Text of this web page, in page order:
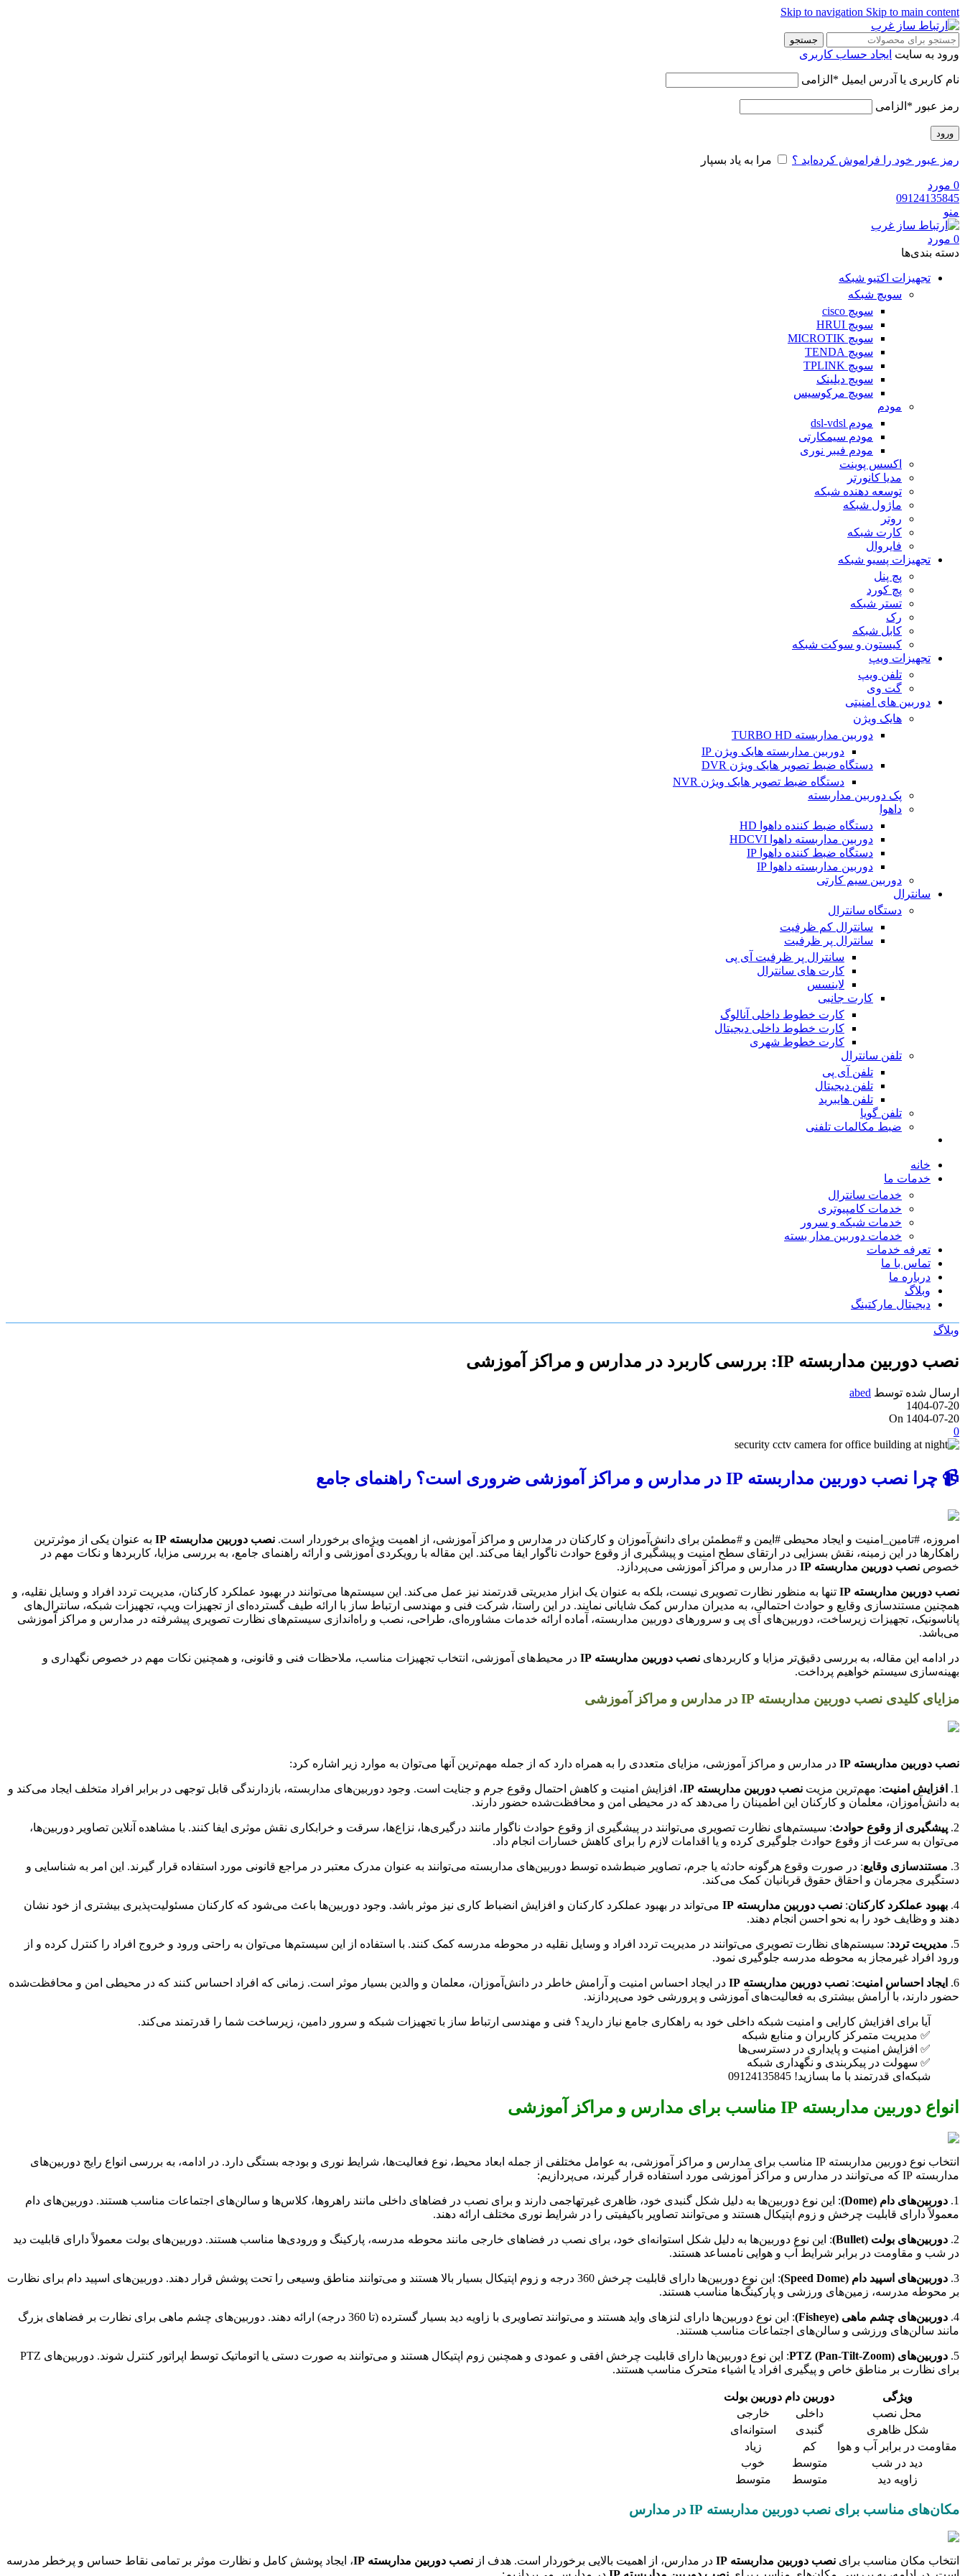
Skip to navigation Skip to main content
جستجو
ورود به سایت ایجاد حساب کاربری
نام کاربری یا آدرس ایمیل * الزامی
رمز عبور * الزامی
ورود
رمز عبور خود را فراموش کرده‌اید ؟ مرا به یاد بسپار
0 مورد
09124135845
منو
0 مورد
دسته‌ بندی‌ها
تجهیزات اکتیو شبکه
سویچ شبکه
سویچ cisco
سویچ HRUI
سویچ MICROTIK
سویچ TENDA
سویچ TPLINK
سویچ دیلینک
سویچ مرکوسیس
مودم
مودم dsl-vdsl
مودم سیمکارتی
مودم فیبر نوری
اکسس پوینت
مدیا کانورتر
توسعه دهنده شبکه
ماژول شبکه
روتر
کارت شبکه
فایروال
تجهیزات پسیو شبکه
پچ پنل
پچ کورد
تستر شبکه
رک
کابل شبکه
کیستون و سوکت شبکه
تجهیزات ویپ
تلفن ویپ
گت وی
دوربین های امنیتی
هایک ویژن
دوربین مداربسته TURBO HD
دوربین مداربسته هایک ویژن IP
دستگاه ضبط تصویر هایک ویژن DVR
دستگاه ضبط تصویر هایک ویژن NVR
پک دوربین مداربسته
داهوا
دستگاه ضبط کننده داهوا HD
دوربین مداربسته داهوا HDCVI
دستگاه ضبط کننده داهوا IP
دوربین مداربسته داهوا IP
دوربین سیم کارتی
سانترال
دستگاه سانترال
سانترال کم ظرفیت
سانترال پر ظرفیت
سانترال پر ظرفیت آی پی
کارت های سانترال
لاینسس
کارت جانبی
کارت خطوط داخلی آنالوگ
کارت خطوط داخلی دیجیتال
کارت خطوط شهری
تلفن سانترال
تلفن آی پی
تلفن دیجیتال
تلفن هایبرید
تلفن گویا
ضبط مکالمات تلفنی
خانه
خدمات ما
خدمات سانترال
خدمات کامپیوتری
خدمات شبکه و سرور
خدمات دوربین مدار بسته
تعرفه خدمات
تماس با ما
درباره ما
وبلاگ
دیجیتال مارکتینگ
وبلاگ
نصب دوربین مداربسته IP: بررسی کاربرد در مدارس و مراکز آموزشی
ارسال شده توسط abed
1404-07-20
On 1404-07-20
0
📹 چرا نصب دوربین مداربسته IP در مدارس و مراکز آموزشی ضروری است؟ راهنمای جامع
امروزه، #تامین_امنیت و ایجاد محیطی #ایمن و #مطمئن برای دانش‌آموزان و کارکنان در مدارس و مراکز آموزشی، از اهمیت ویژه‌ای برخوردار است. نصب دوربین مداربسته IP
به عنوان یکی از موثرترین
راهکارها در این زمینه، نقش بسزایی در ارتقای سطح امنیت و پیشگیری از وقوع حوادث ناگوار ایفا می‌کند. این مقاله با رویکردی آموزشی و ارائه راهنمای جامع، به بررسی مزایا، کاربردها و نکات مهم در
خصوص نصب دوربین مداربسته IP در مدارس و مراکز آموزشی می‌پردازد.
نصب دوربین مداربسته IP
تنها به منظور نظارت تصویری نیست، بلکه به عنوان یک ابزار مدیریتی قدرتمند نیز عمل می‌کند. این سیستم‌ها می‌توانند در بهبود عملکرد کارکنان، مدیریت تردد افراد و وسایل نقلیه، و
همچنین مستندسازی وقایع و حوادث احتمالی، به مدیران مدارس کمک شایانی نمایند. در این راستا، شرکت فنی و مهندسی ارتباط ساز با ارائه طیف گسترده‌ای از تجهیزات ویپ، تجهیزات شبکه، سانترال‌های
پاناسونیک، تجهیزات زیرساخت، دوربین‌های آی پی و سرورهای دوربین مداربسته، آماده ارائه خدمات مشاوره‌ای، طراحی، نصب و راه‌اندازی سیستم‌های نظارت تصویری پیشرفته در مدارس و مراکز آموزشی
می‌باشد.
در ادامه این مقاله، به بررسی دقیق‌تر مزایا و کاربردهای نصب دوربین مداربسته IP
در محیط‌های آموزشی، انتخاب تجهیزات مناسب، ملاحظات فنی و قانونی، و همچنین نکات مهم در خصوص نگهداری و
بهینه‌سازی سیستم خواهیم پرداخت.
مزایای کلیدی نصب دوربین مداربسته IP در مدارس و مراکز آموزشی
نصب دوربین مداربسته IP در مدارس و مراکز آموزشی، مزایای متعددی را به همراه دارد که از جمله مهم‌ترین آنها می‌توان به موارد زیر اشاره کرد:
1. افزایش امنیت: مهم‌ترین مزیت نصب دوربین مداربسته IP
، افزایش امنیت و کاهش احتمال وقوع جرم و جنایت است. وجود دوربین‌های مداربسته، بازدارندگی قابل توجهی در برابر افراد متخلف ایجاد می‌کند و
به دانش‌آموزان، معلمان و کارکنان این اطمینان را می‌دهد که در محیطی امن و محافظت‌شده حضور دارند.
2. پیشگیری از وقوع حوادث: سیستم‌های نظارت تصویری می‌توانند در پیشگیری از وقوع حوادث ناگوار مانند درگیری‌ها، نزاع‌ها، سرقت و خرابکاری نقش موثری ایفا کنند. با مشاهده آنلاین تصاویر دوربین‌ها،
می‌توان به سرعت از وقوع حوادث جلوگیری کرده و یا اقدامات لازم را برای کاهش خسارات انجام داد.
3. مستندسازی وقایع: در صورت وقوع هرگونه حادثه یا جرم، تصاویر ضبط‌شده توسط دوربین‌های مداربسته می‌توانند به عنوان مدرک معتبر در مراجع قانونی مورد استفاده قرار گیرند. این امر به شناسایی و
دستگیری مجرمان و احقاق حقوق قربانیان کمک می‌کند.
4. بهبود عملکرد کارکنان: نصب دوربین مداربسته IP
می‌تواند در بهبود عملکرد کارکنان و افزایش انضباط کاری نیز موثر باشد. وجود دوربین‌ها باعث می‌شود که کارکنان مسئولیت‌پذیری بیشتری از خود نشان
دهند و وظایف خود را به نحو احسن انجام دهند.
5. مدیریت تردد: سیستم‌های نظارت تصویری می‌توانند در مدیریت تردد افراد و وسایل نقلیه در محوطه مدرسه کمک کنند. با استفاده از این سیستم‌ها می‌توان به راحتی ورود و خروج افراد را کنترل کرده و از
ورود افراد غیرمجاز به محوطه مدرسه جلوگیری نمود.
6. ایجاد احساس امنیت: نصب دوربین مداربسته IP
در ایجاد احساس امنیت و آرامش خاطر در دانش‌آموزان، معلمان و والدین بسیار موثر است. زمانی که افراد احساس کنند که در محیطی امن و محافظت‌شده
حضور دارند، با آرامش بیشتری به فعالیت‌های آموزشی و پرورشی خود می‌پردازند.
آیا برای افزایش کارایی و امنیت شبکه داخلی خود به راهکاری جامع نیاز دارید؟ فنی و مهندسی ارتباط ساز با تجهیزات شبکه و سرور دامین، زیرساخت شما را قدرتمند می‌کند.
✅ مدیریت متمرکز کاربران و منابع شبکه
✅ افزایش امنیت و پایداری در دسترسی‌ها
✅ سهولت در پیکربندی و نگهداری شبکه
شبکه‌ای قدرتمند با ما بسازید! 09124135845
انواع دوربین مداربسته IP مناسب برای مدارس و مراکز آموزشی
انتخاب نوع دوربین مداربسته IP مناسب برای مدارس و مراکز آموزشی، به عوامل مختلفی از جمله ابعاد محیط، نوع فعالیت‌ها، شرایط نوری و بودجه بستگی دارد. در ادامه، به بررسی انواع رایج دوربین‌های
مداربسته IP که می‌توانند در مدارس و مراکز آموزشی مورد استفاده قرار گیرند، می‌پردازیم:
1. دوربین‌های دام (Dome)
: این نوع دوربین‌ها به دلیل شکل گنبدی خود، ظاهری غیرتهاجمی دارند و برای نصب در فضاهای داخلی مانند راهروها، کلاس‌ها و سالن‌های اجتماعات مناسب هستند. دوربین‌های دام
معمولاً دارای قابلیت چرخش و زوم اپتیکال هستند و می‌توانند تصاویر باکیفیتی را در شرایط نوری مختلف ارائه دهند.
2. دوربین‌های بولت (Bullet)
: این نوع دوربین‌ها به دلیل شکل استوانه‌ای خود، برای نصب در فضاهای خارجی مانند محوطه مدرسه، پارکینگ و ورودی‌ها مناسب هستند. دوربین‌های بولت معمولاً دارای قابلیت دید
در شب و مقاومت در برابر شرایط آب و هوایی نامساعد هستند.
3. دوربین‌های اسپید دام (Speed Dome)
: این نوع دوربین‌ها دارای قابلیت چرخش 360 درجه و زوم اپتیکال بسیار بالا هستند و می‌توانند مناطق وسیعی را تحت پوشش قرار دهند. دوربین‌های اسپید دام برای نظارت
بر محوطه مدرسه، زمین‌های ورزشی و پارکینگ‌ها مناسب هستند.
4. دوربین‌های چشم ماهی (Fisheye)
: این نوع دوربین‌ها دارای لنزهای واید هستند و می‌توانند تصاویری با زاویه دید بسیار گسترده (تا 360 درجه) ارائه دهند. دوربین‌های چشم ماهی برای نظارت بر فضاهای بزرگ
مانند سالن‌های ورزشی و سالن‌های اجتماعات مناسب هستند.
5. دوربین‌های PTZ (Pan-Tilt-Zoom)
: این نوع دوربین‌ها دارای قابلیت چرخش افقی و عمودی و همچنین زوم اپتیکال هستند و می‌توانند به صورت دستی یا اتوماتیک توسط اپراتور کنترل شوند. دوربین‌های PTZ
برای نظارت بر مناطق خاص و پیگیری افراد یا اشیاء متحرک مناسب هستند.
ویژگی دوربین دام دوربین بولت
محل نصب
داخلی
خارجی
شکل ظاهری
گنبدی
استوانه‌ای
مقاومت در برابر آب و هوا
کم
زیاد
دید در شب
متوسط
خوب
زاویه دید
متوسط متوسط
مکان‌های مناسب برای نصب دوربین مداربسته IP در مدارس
انتخاب مکان مناسب برای نصب دوربین مداربسته IP در مدارس، از اهمیت بالایی برخوردار است. هدف از نصب دوربین مداربسته IP
، ایجاد پوشش کامل و نظارت موثر بر تمامی نقاط حساس و پرخطر مدرسه